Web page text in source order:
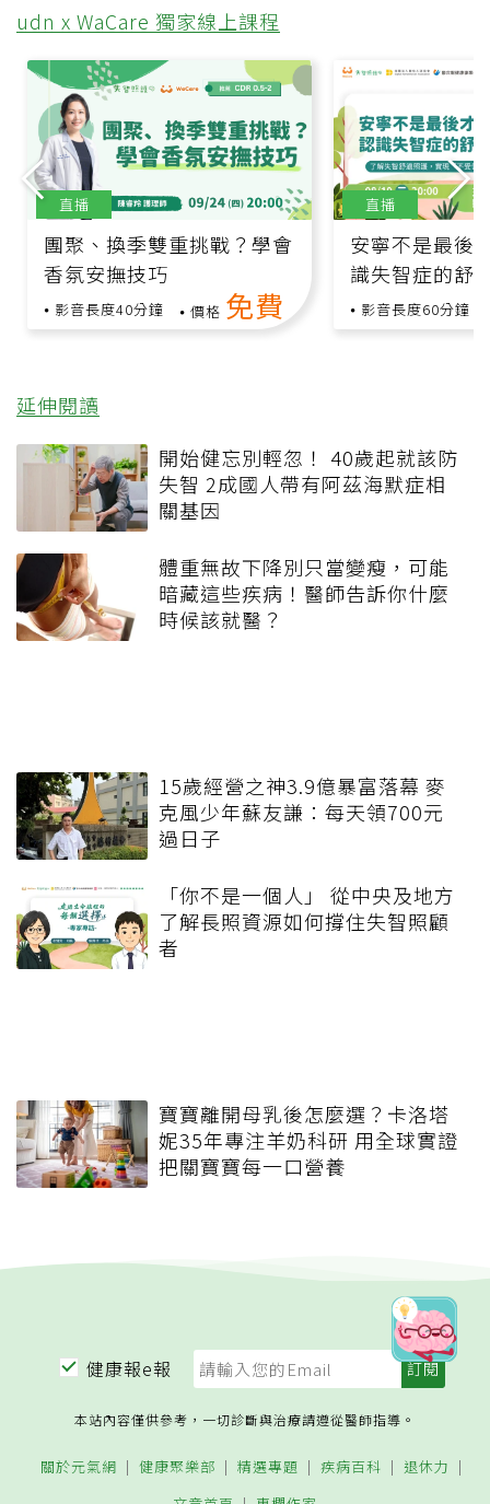
udn x WaCare 獨家線上課程
團聚、換季雙重挑戰？學會
香氛安撫技巧
影音長度40分鐘 價格 免費
直播
安寧不是最後
識失智症的舒
影音長度60分鐘
直播
延伸閱讀
開始健忘別輕忽！ 40歲起就該防
失智 2成國人帶有阿茲海默症相
關基因
體重無故下降別只當變瘦，可能
暗藏這些疾病！醫師告訴你什麼
時候該就醫？
15歲經營之神3.9億暴富落幕 麥
克風少年蘇友謙：每天領700元
過日子
「你不是一個人」 從中央及地方
了解長照資源如何撐住失智照顧
者
寶寶離開母乳後怎麼選？卡洛塔
妮35年專注羊奶科研 用全球實證
把關寶寶每一口營養
健康報e報
本站內容僅供參考，一切診斷與治療請遵從醫師指導。
關於元氣網 健康聚樂部 精選專題 疾病百科
退休力